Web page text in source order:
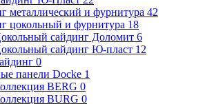
металлический и фурнитура 42
цокольный и фурнитура 18
сайдинг Доломит 6
сайдинг Ю-пласт 12
0
панели Docke 1
BERG 0
BURG 0